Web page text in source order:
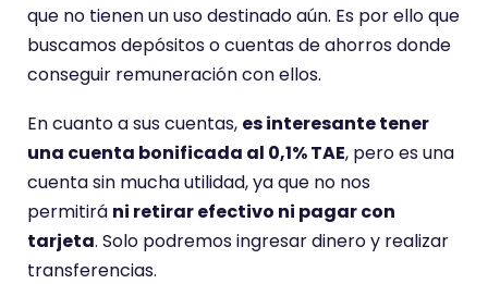
que no tienen un uso destinado aún. Es por ello que
buscamos depósitos o cuentas de ahorros donde
conseguir remuneración con ellos.
En cuanto a sus cuentas, es interesante tener
una cuenta bonificada al 0,1% TAE, pero es una
cuenta sin mucha utilidad, ya que no nos
permitirá ni retirar efectivo ni pagar con
tarjeta. Solo podremos ingresar dinero y realizar
transferencias.